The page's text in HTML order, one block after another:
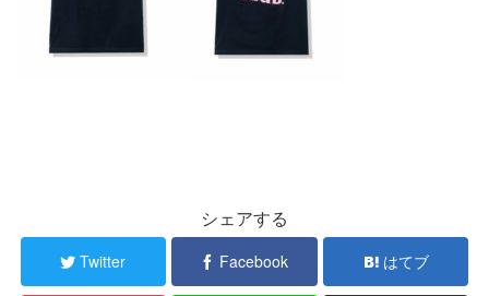
シェアする
Twitter Facebook はてブ